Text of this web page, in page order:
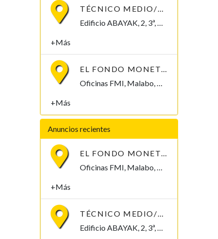
TÉCNICO MEDIO/SUPERIOR/INGENIERO/TELECOMUNICACIONES
Edificio ABAYAK, 2, 3ª, Malabo 2. Bioko Norte Malabo, Bioko Norte , Guinea Ecuatorial
+Más
EL FONDO MONETARIO INTERNACIONAL (FMI) BUSCA CONTRATAR UN/A ECONOMISTA
Oficinas FMI, Malabo, Bioko Norte , Guinea Ecuatorial
+Más
Anuncios recientes
+Más